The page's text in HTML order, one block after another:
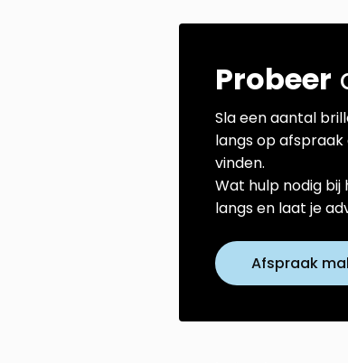
Probeer
Sla een aantal
langs op
vinden.
Wat hulp nodig bij
langs en laat je
Afspraak